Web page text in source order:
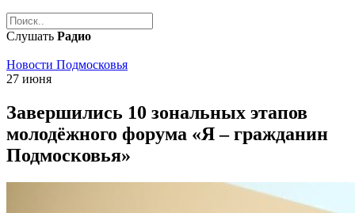
Слушать Радио
Новости Подмосковья
27 июня
Завершились 10 зональных этапов
молодёжного форума «Я – гражданин
Подмосковья»